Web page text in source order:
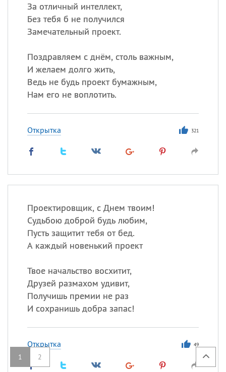
За отличный интеллект,
Без тебя б не получился
Замечательный проект.
Поздравляем с днём, столь важным,
И желаем долго жить,
Ведь не будь проект бумажным,
Нам его не воплотить.
Открытка 321
Проектировщик, с Днем твоим!
Судьбою доброй будь любим,
Пусть защитит тебя от бед.
А каждый новенький проект
Твое начальство восхитит,
Друзей размахом удивит,
Получишь премии не раз
И сохранишь добра запас!
Открытка 49
1 2